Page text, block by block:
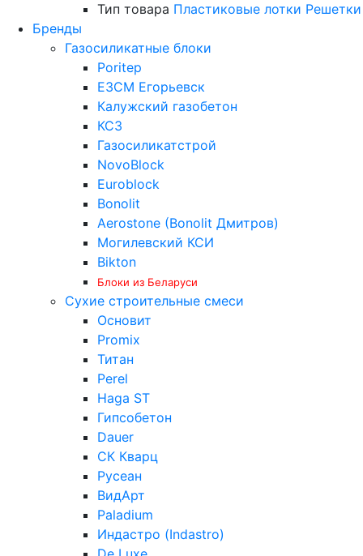
Тип товара Пластиковые лотки Решетки
Бренды
Газосиликатные блоки
Poritep
ЕЗСМ Егорьевск
Калужский газобетон
КСЗ
Газосиликатстрой
NovoBlock
Euroblock
Bonolit
Aerostone (Bonolit Дмитров)
Могилевский КСИ
Bikton
Блоки из Беларуси
Сухие строительные смеси
Основит
Promix
Титан
Perel
Haga ST
Гипсобетон
Dauer
СК Кварц
Русеан
ВидАрт
Paladium
Индастро (Indastro)